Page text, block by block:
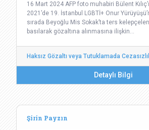
16 Mart 2024 AFP foto muhabiri Bülent
2021’de 19. İstanbul LGBTİ+ Onur
sırada Beyoğlu Mis Sokak’ta ters
basılarak gözaltına alınmasına ilişkin…
Haksız Gözaltı veya Tutuklamada
Detaylı Bilgi
Şirin Payzın